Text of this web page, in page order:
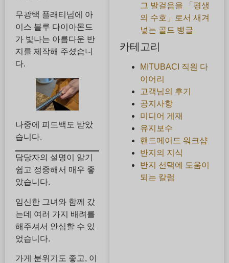
무광택 플래티넘에 아
이스 블루 다이아몬드
가 빛나는 아름다운 반
지를 제작해 주셨습니
다.
나중에 피드백도 받았
습니다.
담당자의 설명이 알기
쉽고 정중해서 매우 좋
았습니다.
임신한 그녀와 함께 갔
는데 여러 가지 배려를
해주셔서 안심할 수 있
었습니다.
가게 분위기도 좋고, 이
그 발걸음을 「평생
의 수호」로서 새겨
넣는 골드 뱅글
카테고리
MITUBACI 직원 다
이어리
고객님의 후기
공지사항
미디어 게재
유지보수
핸드메이드 워크샵
반지의 지식
반지 선택에 도움이
되는 칼럼